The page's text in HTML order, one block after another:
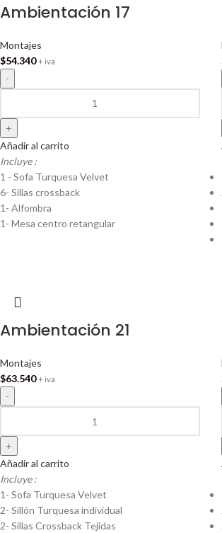
Ambientación 17
Montajes
$54.340 + iva
Añadir al carrito
Incluye :
1 - Sofa Turquesa Velvet
6- Sillas crossback
1- Alfombra
1- Mesa centro retangular
Ambientación 21
Montajes
$63.540 + iva
Añadir al carrito
Incluye :
1- Sofa Turquesa Velvet
2- Sillón Turquesa individual
2- Sillas Crossback Tejidas